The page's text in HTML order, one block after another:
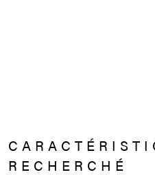
RECHERCHÉ